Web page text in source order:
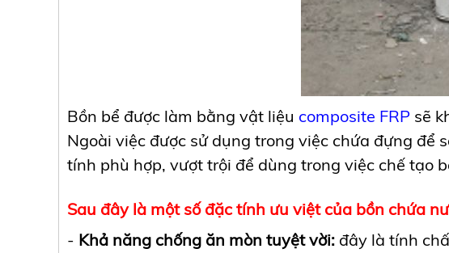
Bồn bể được làm bằng vật liệu composite FRP sẽ
Ngoài việc được sử dụng trong việc chứa đựng để
tính phù hợp, vượt trội để dùng trong việc chế tạo
Sau đây là một số đặc tính ưu việt của bồn chứa
- Khả năng chống ăn mòn tuyệt vời: đây là tính